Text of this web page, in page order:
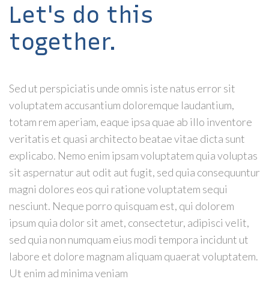
Let's do this
together.
Sed ut perspiciatis unde omnis iste natus error sit
voluptatem accusantium doloremque laudantium,
totam rem aperiam, eaque ipsa quae ab illo inventore
veritatis et quasi architecto beatae vitae dicta sunt
explicabo. Nemo enim ipsam voluptatem quia voluptas
sit aspernatur aut odit aut fugit, sed quia consequuntur
magni dolores eos qui ratione voluptatem sequi
nesciunt. Neque porro quisquam est, qui dolorem
ipsum quia dolor sit amet, consectetur, adipisci velit,
sed quia non numquam eius modi tempora incidunt ut
labore et dolore magnam aliquam quaerat voluptatem.
Ut enim ad minima veniam